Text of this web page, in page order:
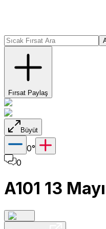
Fırsat Paylaş
Büyüt
0°
0
A101 13